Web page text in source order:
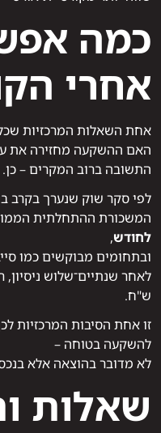
כמה
אחרי
אחת השאלות המרכזיות
האם ההשקעה מחזירה את
התשובה ברוב המקרים – כן.
לפי סקר שוק שנערך בקרב
המשכורת ההתחלתית
לחודש,
ובתחומים מבוקשים כמו
ש"ח.
זו אחת הסיבות המרכזיות
להשקעה בטוחה –
לא מדובר בהוצאה אלא בנכס
שאלות